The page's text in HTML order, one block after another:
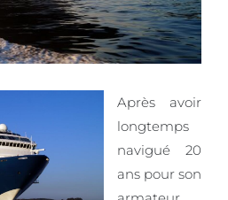
Après avoir
longtemps
navigué 20
ans pour son